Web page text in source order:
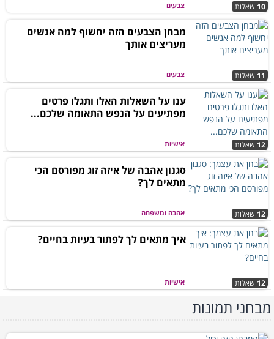
צבעים 10 שאלות
צבעים 11 שאלות
מבחן הצבעים הזה יחשוף למה אנשים
מעריצים אותך
אישיות 12 שאלות
ענו על השאלות האלו ותגלו פרטים
מפתיעים על הנפש התאומה שלכם...
אהבה ומשפחה 12 שאלות
סגנון אהבה של איזה זוג מפורסם הכי
מתאים לך?
אישיות 12 שאלות
איך מתאים לך לפתור בעיות בחיים?
מבחני תמונות